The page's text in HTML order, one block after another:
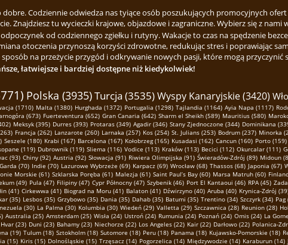
Codziennie odwiedza nas tyiące osób poszukujących promocyjnych
Znajdziesz tu wycieczki krajowe, objazdowe i zagraniczne. Wybierz się z
od codziennego zgiełku i rutyny. Wakacje to czas na spędzenie
otoczenia przynoszą korzyści zdrowotne, redukując stres i poprawiając
na przeżycie przygód i odkrywanie nowych pasji, które mogą przyczynić
łatwiejsze i bardziej dostępne niż kiedykolwiek!
Polska (3935)Turcja (3535)Wyspy Kanaryjskie (3420)
(1710) Malta (1380) Hurghada (1372) Portugalia (1298) Tajlandia (1164) Ayia Napa (1117)
(673) Fuerteventura (652) Gran Canaria (642) Sharm el Sheikh (589) Mauritius (580)
Meksyk (395) Durres (393) Protaras (349) Agadir (346) Stany Zjednoczone (344) Dominikana
Francja (262) Lanzarote (260) Larnaka (257) Kos (254) St. Julians (253) Bodrum (237) Minorka
Seszele (180) Krabi (167) Barcelona (167) Kołobrzeg (165) Kusadasi (162) Cancun (160) Porto (159)
(119) Dubrownik (119) Sliema (116) Vodice (113) Kraków (113) Becici (112) Okurcalar (111)
(93) Chiny (92) Austria (92) Słowacja (91) Riwiera Olimpijska (91) Świeradów-Zdrój (89) Midoun
(70) Indie (70) Lazurowe Wybrzeże (69) Karpacz (69) Wrocław (68) Thassos (68) Japonia (67)
Morskie (61) Szklarska Poręba (61) Malezja (61) Saint Paul’s Bay (60) Marsa Matruh (60)
(49) Pula (47) Filipiny (47) Cypr Północny (47) Szybenik (46) Port El Kantaoui (46) RPA (45)
(41) Cirkewwa (41) Biograd na Moru (41) Balaton (41) Dźwirzyno (40) Aruba (40) Krynica-Zdrój
(35) Lesbos (35) Grzybowo (35) Dania (35) Dahab (35) Batumi (35) Trentino (34) Szczyrk (34) Pag
(30) La Palma (30) Kolumbia (30) Wiedeń (29) Valletta (29) Szczawnica (28) Reunion (28)
Australia (25) Amsterdam (25) Wisła (24) Ustroń (24) Rumunia (24) Poznań (24) Omis (24) La
Hvar (23) Duni (23) Bahamy (23) Niechorze (22) Los Angeles (22) Kair (22) Darłowo (22) Polanica-
(19) Tulum (18) Sztokholm (18) Sutomore (18) Peru (18) Panama (18) Kujawsko-Pomorskie (18)
(15) Kiris (15) Dolnośląskie (15) Trzęsacz (14) Pogorzelica (14) Międzywodzie (14) Karaburun (14)